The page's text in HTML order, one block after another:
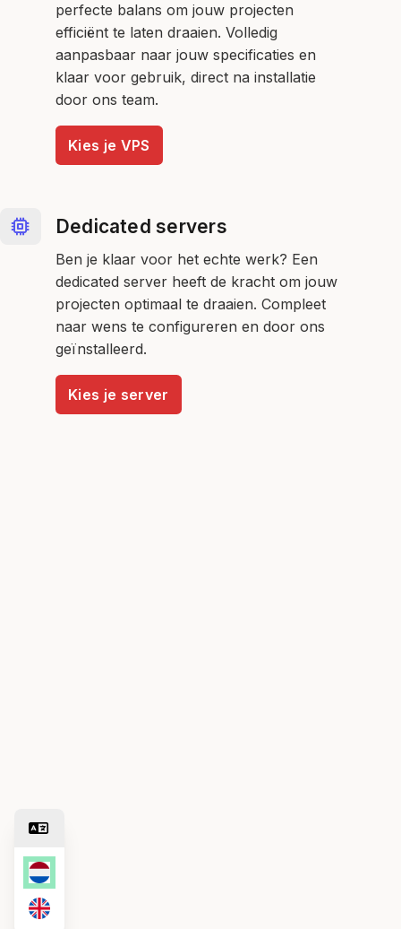
perfecte balans om jouw projecten
efficiënt te laten draaien. Volledig
aanpasbaar naar jouw specificaties en
klaar voor gebruik, direct na installatie
door ons team.
Kies je VPS
Dedicated servers
Ben je klaar voor het echte werk? Een
dedicated server heeft de kracht om jouw
projecten optimaal te draaien. Compleet
naar wens te configureren en door ons
geïnstalleerd.
Kies je server